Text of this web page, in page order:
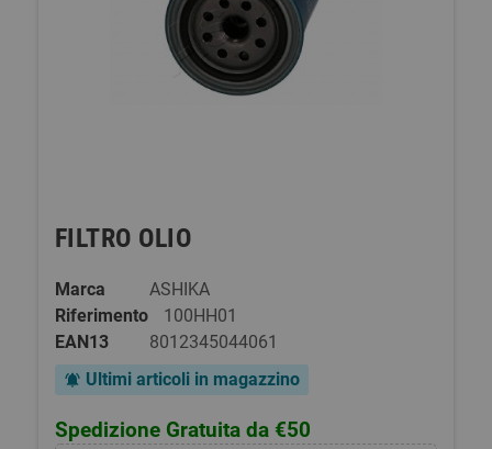
FILTRO OLIO
Marca
ASHIKA
Riferimento
100HH01
EAN13
8012345044061
notifications_active Ultimi articoli in magazzino
Spedizione Gratuita da €50